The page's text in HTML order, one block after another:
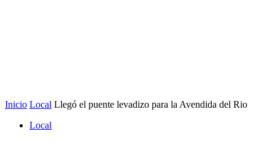
Inicio Local Llegó el puente levadizo para la Avendida del Rio
Local